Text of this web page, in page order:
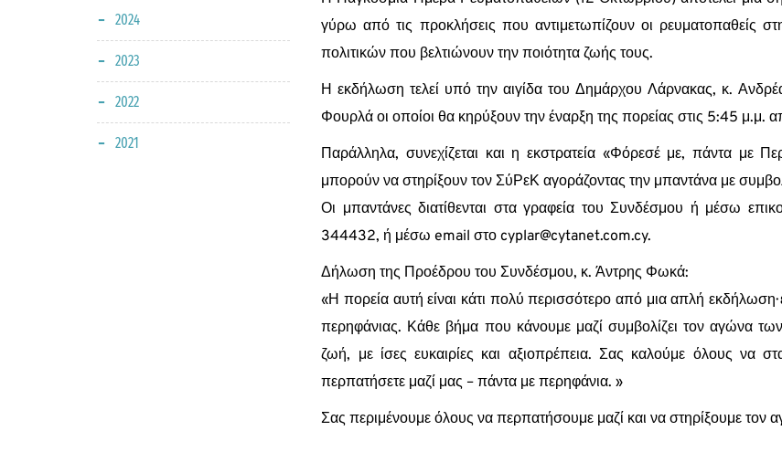
2024
2023
2022
2021
γύρω από τις προκλήσεις που αντιμετωπίζουν οι ρευματοπαθείς
πολιτικών που βελτιώνουν την ποιότητα ζωής τους.
Η εκδήλωση τελεί υπό την αιγίδα του Δημάρχου Λάρνακας, κ.
Φουρλά οι οποίοι θα κηρύξουν την έναρξη της πορείας στις 5:45 μ.μ.
Παράλληλα, συνεχίζεται και η εκστρατεία «Φόρεσέ με, πάντα με
μπορούν να στηρίξουν τον ΣύΡεΚ αγοράζοντας την μπαντάνα με
Οι μπαντάνες διατίθενται στα γραφεία του Συνδέσμου ή μέσω
344432, ή μέσω email στο cyplar@cytanet.com.cy.
Δήλωση της Προέδρου του Συνδέσμου, κ. Άντρης Φωκά:
«Η πορεία αυτή είναι κάτι πολύ περισσότερο από μια απλή
περηφάνιας. Κάθε βήμα που κάνουμε μαζί συμβολίζει τον αγώνα
ζωή, με ίσες ευκαιρίες και αξιοπρέπεια. Σας καλούμε όλους να
περπατήσετε μαζί μας – πάντα με περηφάνια. »
Σας περιμένουμε όλους να περπατήσουμε μαζί και να στηρίξουμε